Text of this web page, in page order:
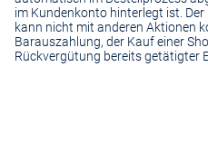
im Kundenkonto hinterlegt ist.
kann nicht mit anderen Aktionen
Barauszahlung, der Kauf einer
Rückvergütung bereits getätigter